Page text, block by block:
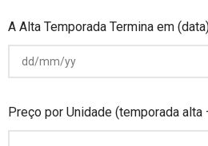
A Alta Temporada Termina em
Preço por Unidade (temporada alta